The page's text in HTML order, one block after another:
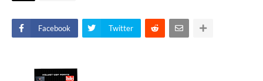
Facebook Twitter